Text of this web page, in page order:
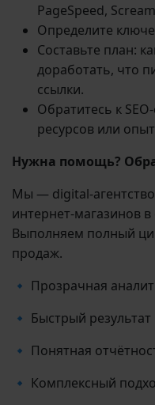
PageSpeed,
Определите
Составьте план:
доработать, что
ссылки.
Обратитесь к
ресурсов или
Нужна помощь?
Мы — digital-
интернет-магазинов
Выполняем полный
продаж.
🔹 Прозрачная
🔹 Быстрый результат
🔹 Понятная
🔹 Комплексный